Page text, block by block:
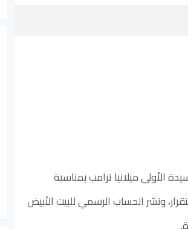
الأولى ميلانيا ترامب بمناسبة
ونشر الحساب الرسمي للبيت الأبيض